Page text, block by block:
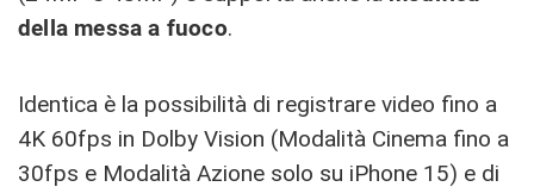
della messa a fuoco.
Identica è la possibilità di registrare video fino a
4K 60fps in Dolby Vision (Modalità Cinema fino a
30fps e Modalità Azione solo su iPhone 15) e di